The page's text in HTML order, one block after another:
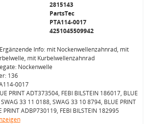
2815143
PartsTec
PTA114-0017
4251045509942
Info: mit Nockenwellenzahnrad, mit
mit Kurbelwellenzahnrad
Nockenwelle
136
0017
PRINT ADT373504, FEBI BILSTEIN 186017, BLUE
33 11 0188, SWAG 33 10 8794, BLUE PRINT
ADBP730119, FEBI BILSTEIN 182995